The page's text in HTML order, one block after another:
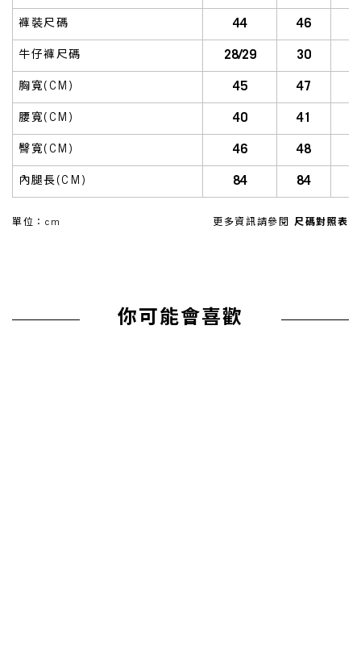
褲裝尺碼 44 46
牛仔褲尺碼 28/29 30
胸寬(CM) 45 47
腰寬(CM) 40 41
臀寬(CM) 46 48
內腿長(CM) 84 84
單位：cm 更多資訊請參閱 尺碼對照表
你可能會喜歡